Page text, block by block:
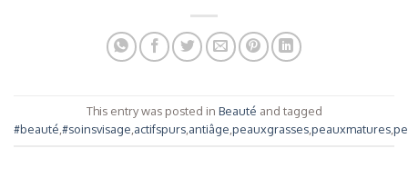
This entry was posted in Beauté and tagged
#beauté,#soinsvisage,actifspurs,antiâge,peauxgrasses,peauxmatures,